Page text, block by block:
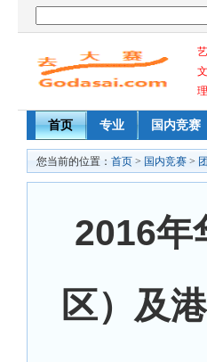
首页 专业 国内竞赛
您当前的位置： 首页 > 国内竞赛 >
2016年
区）及